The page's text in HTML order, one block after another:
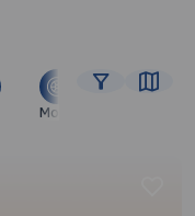
Moto